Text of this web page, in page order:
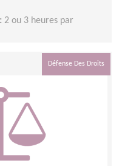
2 ou 3 heures par
Défense Des Droits